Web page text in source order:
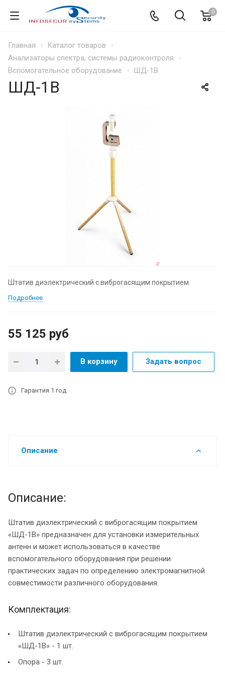
0
Главная
Каталог товаров
Анализаторы спектра, системы радиоконтроля
Вспомогательное оборудование
ШД-1В
ШД-1В
Штатив диэлектрический с виброгасящим покрытием.
Подробнее
55 125 руб
В корзину Задать вопрос
Гарантия 1 год
Описание
Описание:
Штатив диэлектрический с виброгасящим покрытием
«ШД-1В» предназначен для установки измерительных
антенн и может использоваться в качестве
вспомогательного оборудования при решении
практических задач по определению электромагнитной
совместимости различного оборудования.
Комплектация:
Штатив диэлектрический с виброгасящим покрытием
«ШД-1В» - 1 шт.
Опора - 3 шт.